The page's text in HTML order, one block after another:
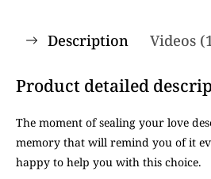
Description Videos
Product detailed
The moment of sealing your love
memory that will remind you of it
happy to help you with this choice.